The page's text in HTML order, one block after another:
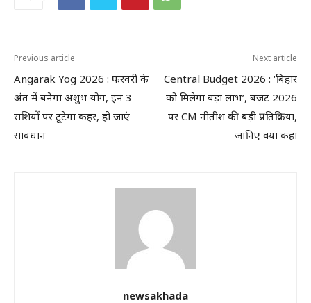
Previous article
Angarak Yog 2026 : फरवरी के
अंत में बनेगा अशुभ योग, इन 3
राशियों पर टूटेगा कहर, हो जाएं
सावधान
Next article
Central Budget 2026 : ‘बिहार
को मिलेगा बड़ा लाभ’, बजट 2026
पर CM नीतीश की बड़ी प्रतिक्रिया,
जानिए क्या कहा
newsakhada